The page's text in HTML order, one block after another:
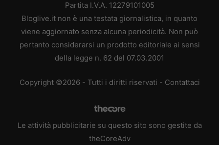
Partita I.V.A. 12279101005
Bloglive.it non è una testata giornalistica, in quanto
viene aggiornato senza alcuna periodicità. Non può
pertanto considerarsi un prodotto editoriale ai sensi
della legge n. 62 del 07.03.2001
Copyright ©2026 - Tutti i diritti riservati - Contattaci
Le attività pubblicitarie su questo sito sono gestite da
theCoreAdv